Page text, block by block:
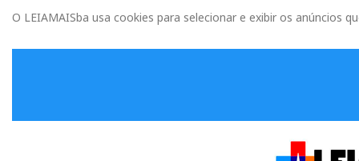
O LEIAMAISba usa cookies para selecionar e exibir os anúncios